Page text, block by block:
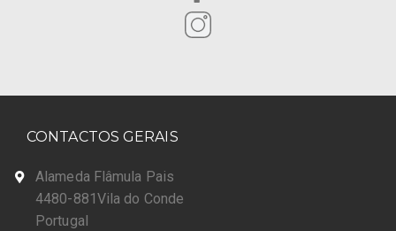
CONTACTOS GERAIS
Alameda Flâmula Pais
4480-881Vila do Conde
Portugal